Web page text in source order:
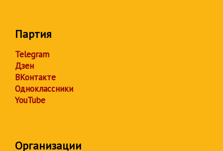
Партия
Telegram
Дзен
ВКонтакте
Одноклассники
YouTube
Организации